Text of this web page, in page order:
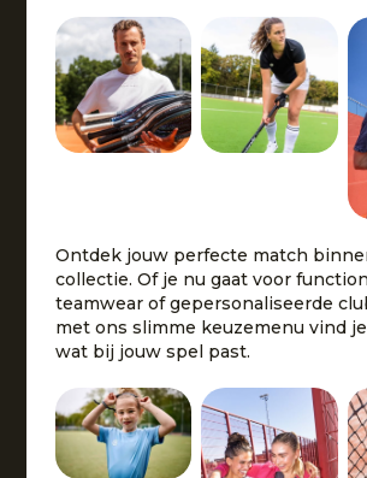
Ontdek jouw perfecte match
collectie. Of je nu gaat voor
teamwear of gepersonaliseerde
met ons slimme keuzemenu vind
wat bij jouw spel past.